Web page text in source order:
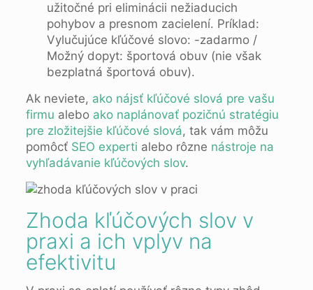
užitočné pri eliminácii nežiaducich
pohybov a presnom zacielení. Príklad:
Vylučujúce kľúčové slovo: -zadarmo /
Možný dopyt: športová obuv (nie však
bezplatná športová obuv).
Ak neviete, ako nájsť kľúčové slová pre vašu
firmu alebo ako naplánovať pozičnú stratégiu
pre zložitejšie kľúčové slová, tak vám môžu
pomôcť SEO experti alebo rôzne nástroje na
vyhľadávanie kľúčových slov.
Zhoda kľúčových slov v
praxi a ich vplyv na
efektivitu